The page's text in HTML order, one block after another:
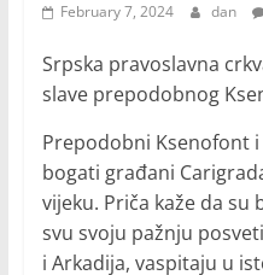
February 7, 2024 dan
Srpska pravoslavna
slave prepodobnog
Prepodobni Ksenofont
bogati građani
vijeku. Priča kaže da su
svu svoju pažnju
i Arkadija, vaspitaju u